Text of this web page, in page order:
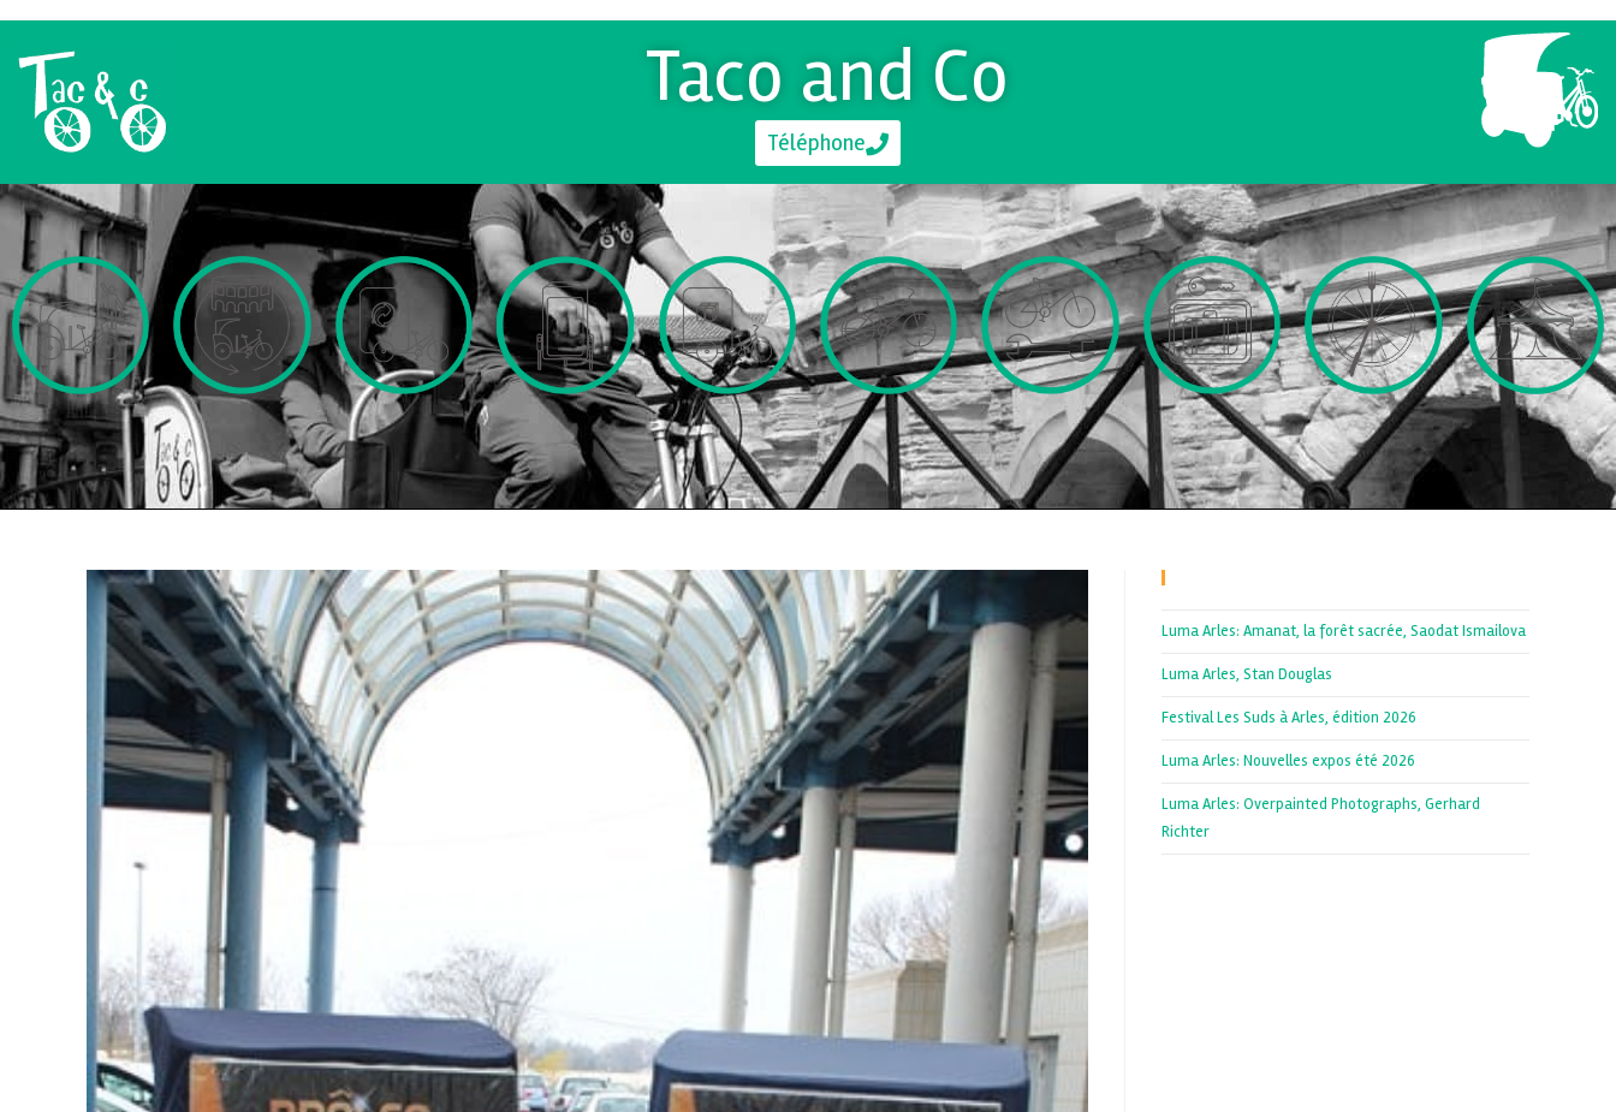
Taco and Co
Téléphone
Luma Arles: Amanat, la forêt sacrée, Saodat Ismailova
Luma Arles, Stan Douglas
Festival Les Suds à Arles, édition 2026
Luma Arles: Nouvelles expos été 2026
Luma Arles: Overpainted Photographs, Gerhard
Richter